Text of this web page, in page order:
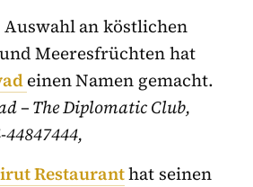
an köstlichen
Meeresfrüchten hat
einen Namen gemacht.
– The Diplomatic Club,
44847444,
Restauranthat seinen